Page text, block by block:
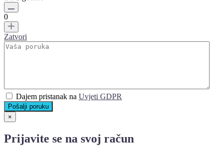
0
Zatvori
Dajem pristanak na Uvjeti GDPR
Pošalji poruku
×
Prijavite se na svoj račun